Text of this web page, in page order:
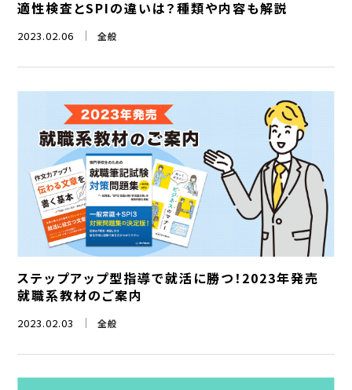
適性検査とSPIの違いは？種類や内容も解説
2023.02.06 全般
ステップアップ型指導で就活に勝つ！2023年発売
就職系教材のご案内
2023.02.03 全般